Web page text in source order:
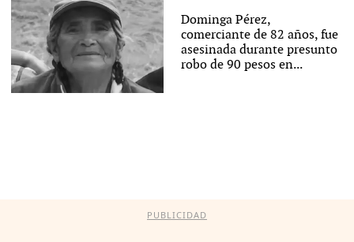
Dominga Pérez,
comerciante de 82 años, fue
asesinada durante presunto
robo de 90 pesos en...
PUBLICIDAD